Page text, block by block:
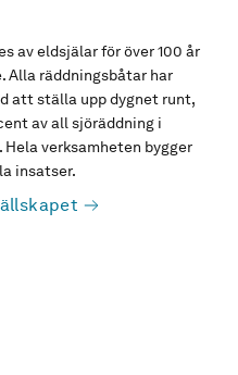
av eldsjälar för över 100 år
Alla räddningsbåtar har
att ställa upp dygnet runt,
av all sjöräddning i
verksamheten bygger
insatser.